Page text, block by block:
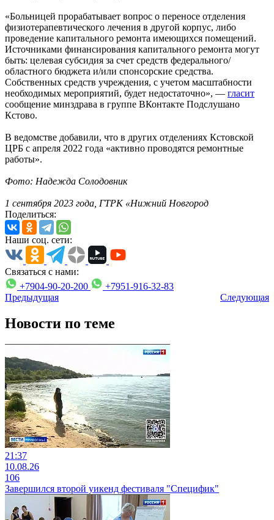
«Больницей прорабатывает вопрос о переносе отделения
физиотерапевтического лечения в другой корпус, либо
проведение капитального ремонта имеющихся помещений.
Источниками финансирования капитального ремонта могут
быть: целевая субсидия за счет средств федерального/
областного бюджета и/или спонсорские средства.
Собственных средств учреждения, с учетом масштабности
необходимых мероприятий, будет недостаточно», — гласит
сообщение минздрава в группе ВКонтакте Подслушано
Кстово.
В ведомстве добавили, что в других отделениях Кстовской
ЦРБ с апреля 2022 года «активно проводятся ремонтные
работы».
Фото: Надежда Солодовник
1 сентября 2023 года, ГТРК «Нижний Новгород
Поделиться:
Наши соц. сети:
Связаться с нами:
+7904-90-20-200
+7951-916-32-83
Предыдущая
Следующая
Новости по теме
21:37
10.08.26
106
Завершился второй уикенд фестиваля "Специфик"